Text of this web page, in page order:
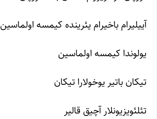
آییلیرام باخیرام یئرینده کیمسه اولماسین
یولوندا کیمسه اولماسین
تیکان باتیر یوخولارا تیکان
تئلئویزیونلار آچیق قالیر